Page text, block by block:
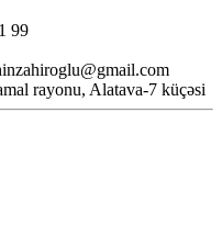
99
rayonu, Alatava-7 küçəsi